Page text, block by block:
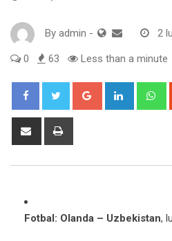
By admin - 2
0 63 Less than a minute
Google+ LinkedIn
Share
Fotbal: Olanda – Uzbekistan,